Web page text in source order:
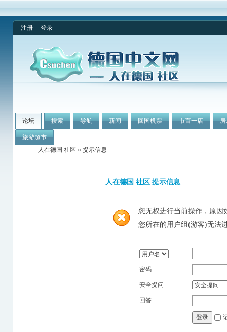
注册 登录
论坛 搜索 导航 新闻 回国机票 市百一店
旅游超市
人在德国 社区 » 提示信息
人在德国 社区 提示信息
您无权进行当前操作，原因
您所在的用户组(游客)无法
密码
安全提问
回答
登录